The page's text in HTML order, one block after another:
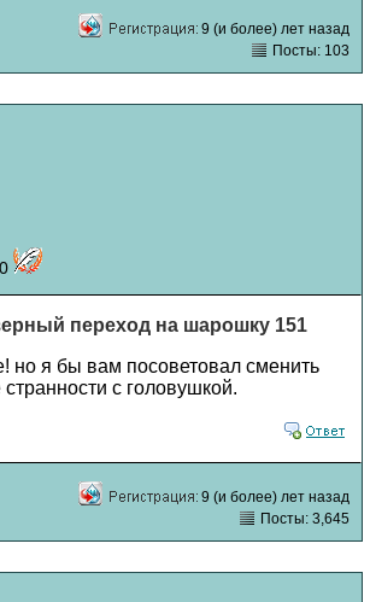
9 (и более) лет назад
Посты: 103
переход на шарошку 151
но я бы вам посоветовал сменить
с головушкой.
9 (и более) лет назад
Посты: 3,645